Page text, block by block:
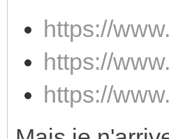
https://
https://
https://